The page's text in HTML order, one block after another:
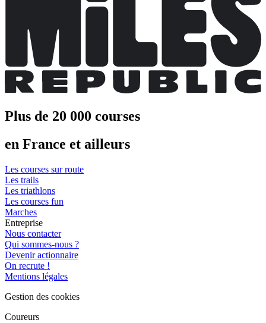
Plus de 20 000 courses
en France et ailleurs
Les courses sur route
Les trails
Les triathlons
Les courses fun
Marches
Entreprise
Nous contacter
Qui sommes-nous ?
Devenir actionnaire
On recrute !
Mentions légales
Gestion des cookies
Coureurs